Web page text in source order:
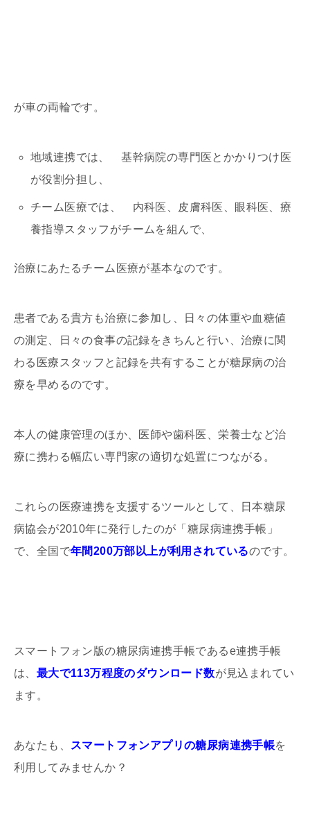
が車の両輪です。
地域連携では、 基幹病院の専門医とかかりつけ医
が役割分担し、
チーム医療では、 内科医、皮膚科医、眼科医、療
養指導スタッフがチームを組んで、
治療にあたるチーム医療が基本なのです。
患者である貴方も治療に参加し、日々の体重や血糖値
の測定、日々の食事の記録をきちんと行い、治療に関
わる医療スタッフと記録を共有することが糖尿病の治
療を早めるのです。
本人の健康管理のほか、医師や歯科医、栄養士など治
療に携わる幅広い専門家の適切な処置につながる。
これらの医療連携を支援するツールとして、日本糖尿
病協会が2010年に発行したのが「糖尿病連携手帳」
で、全国で年間200万部以上が利用されているのです。
スマートフォン版の糖尿病連携手帳であるe連携手帳
は、 最大で113万程度のダウンロード数が見込まれてい
ます。
あなたも、 スマートフォンアプリの糖尿病連携手帳を
利用してみませんか？